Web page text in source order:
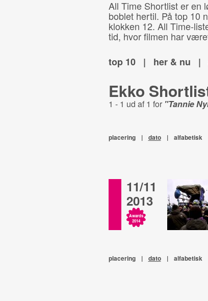
All Time Shortlist er en
boblet hertil. På top 10
klokken 12. All Time-
tid, hvor filmen har
top 10
| her & nu |
Ekko
1 - 1 ud af 1 for "Tannie
placering | dato | alfabetisk
11/11
2013
Awards
2014
placering | dato | alfabetisk